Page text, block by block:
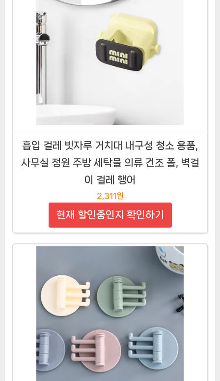
흡입 걸레 빗자루 거치대 내구성 청소 용품,
사무실 정원 주방 세탁물 의류 건조 폴, 벽걸
이 걸레 행어
2,311원
현재 할인중인지 확인하기